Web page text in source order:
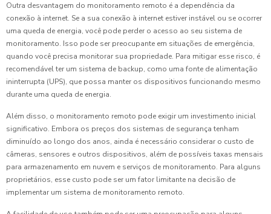
Outra desvantagem do monitoramento remoto é a dependência da
conexão à internet. Se a sua conexão à internet estiver instável ou se ocorrer
uma queda de energia, você pode perder o acesso ao seu sistema de
monitoramento. Isso pode ser preocupante em situações de emergência,
quando você precisa monitorar sua propriedade. Para mitigar esse risco, é
recomendável ter um sistema de backup, como uma fonte de alimentação
ininterrupta (UPS), que possa manter os dispositivos funcionando mesmo
durante uma queda de energia.
Além disso, o monitoramento remoto pode exigir um investimento inicial
significativo. Embora os preços dos sistemas de segurança tenham
diminuído ao longo dos anos, ainda é necessário considerar o custo de
câmeras, sensores e outros dispositivos, além de possíveis taxas mensais
para armazenamento em nuvem e serviços de monitoramento. Para alguns
proprietários, esse custo pode ser um fator limitante na decisão de
implementar um sistema de monitoramento remoto.